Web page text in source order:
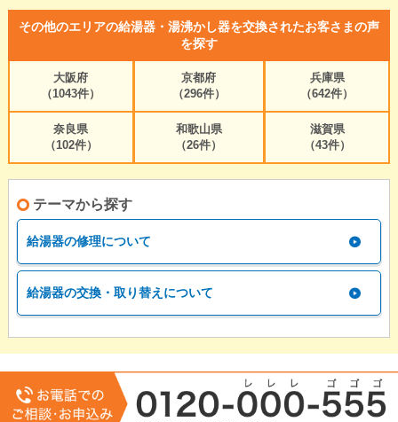
その他のエリアの給湯器・湯沸かし器を交換されたお客さまの声
を探す
大阪府
（1043件）
京都府
（296件）
兵庫県
（642件）
奈良県
（102件）
和歌山県
（26件）
滋賀県
（43件）
テーマから探す
給湯器の修理について
給湯器の交換・取り替えについて